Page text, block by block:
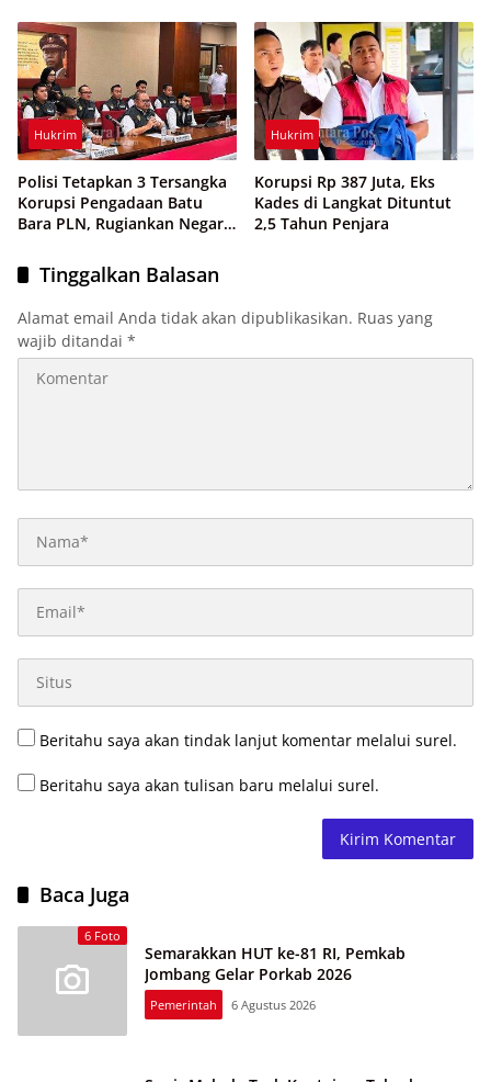
Hukrim
Polisi Tetapkan 3 Tersangka
Korupsi Pengadaan Batu
Bara PLN, Rugiankan Negara
Hukrim
Korupsi Rp 387 Juta, Eks
Kades di Langkat Dituntut
2,5 Tahun Penjara
Tinggalkan Balasan
Alamat email Anda tidak akan dipublikasikan. Ruas yang
wajib ditandai *
Beritahu saya akan tindak lanjut komentar melalui surel.
Beritahu saya akan tulisan baru melalui surel.
Baca Juga
6 Foto
Semarakkan HUT ke-81 RI, Pemkab
Jombang Gelar Porkab 2026
Pemerintah 6 Agustus 2026